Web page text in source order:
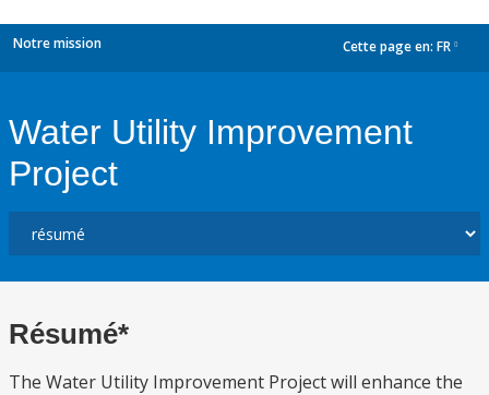
Notre mission Cette page en: FR
Water Utility Improvement
Project
Résumé*
The Water Utility Improvement Project will enhance the